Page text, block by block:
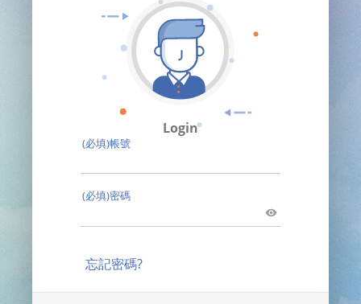
Login
(必填)帳號
(必填)密碼
忘記密碼?